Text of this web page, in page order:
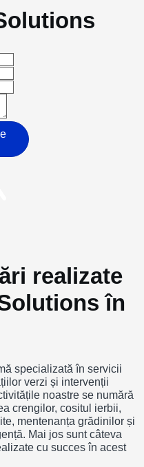
realizate
în
specializată în servicii
verzi și intervenții
noastre se numără
crengilor, cositul ierbii,
mentenanța grădinilor și
Mai jos sunt câteva
cu succes în acest